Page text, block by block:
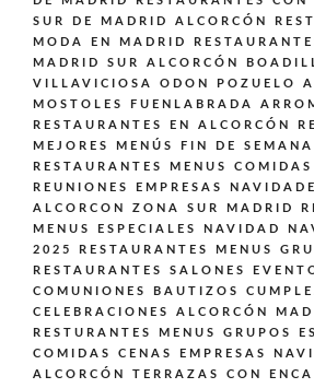
SUR DE MADRID ALCORCÓN
MODA EN MADRID
MADRID SUR ALCORCÓN
VILLAVICIOSA ODON POZUELO
MOSTOLES FUENLABRADA
RESTAURANTES EN ALCORCÓN
MEJORES MENÚS FIN DE
RESTAURANTES MENUS COMIDAS
REUNIONES EMPRESAS
ALCORCON ZONA SUR MADRID
MENUS ESPECIALES NAVIDAD
2025
RESTAURANTES MENUS
RESTAURANTES SALONES
COMUNIONES BAUTIZOS
CELEBRACIONES ALCORCÓN
RESTURANTES MENUS GRUPOS
COMIDAS CENAS EMPRESAS
ALCORCÓN
TERRAZAS CON